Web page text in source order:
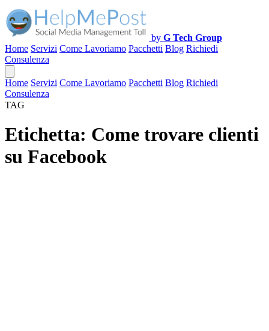
by G Tech Group
Home Servizi Come Lavoriamo Pacchetti Blog Richiedi
Consulenza
Home Servizi Come Lavoriamo Pacchetti Blog Richiedi
Consulenza
TAG
Etichetta: Come trovare clienti
su Facebook